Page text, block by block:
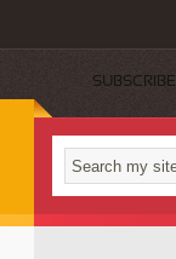
SUBSCRIBE